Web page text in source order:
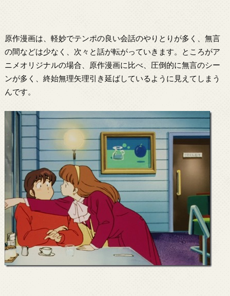
原作漫画は、軽妙でテンポの良い会話のやりとりが多く、無言
の間などは少なく、次々と話が転がっていきます。ところがア
ニメオリジナルの場合、原作漫画に比べ、圧倒的に無言のシー
ンが多く、終始無理矢理引き延ばしているように見えてしまう
んです。